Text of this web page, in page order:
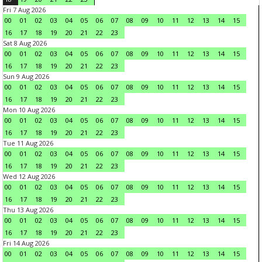
Fri 7 Aug 2026
00
01 02 03 04 05 06 07 08 09 10 11 12 13 14
15
16
17 18 19 20 21 22
23
Sat 8 Aug 2026
00
01 02 03 04 05 06 07 08 09 10 11 12 13 14
15
16
17 18 19 20 21 22
23
Sun 9 Aug 2026
00
01 02 03 04 05 06 07 08 09 10 11 12 13 14
15
16
17 18 19 20 21 22
23
Mon 10 Aug 2026
00
01 02 03 04 05 06 07 08 09 10 11 12 13 14
15
16
17 18 19 20 21 22
23
Tue 11 Aug 2026
00
01 02 03 04 05 06 07 08 09 10 11 12 13 14
15
16
17 18 19 20 21 22
23
Wed 12 Aug 2026
00
01 02 03 04 05 06 07 08 09 10 11 12 13 14
15
16
17 18 19 20 21 22
23
Thu 13 Aug 2026
00
01 02 03 04 05 06 07 08 09 10 11 12 13 14
15
16
17 18 19 20 21 22
23
Fri 14 Aug 2026
00
01 02 03 04 05 06 07 08 09 10 11 12 13 14
15